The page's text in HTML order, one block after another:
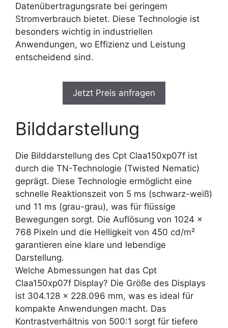
Datenübertragungsrate bei geringem
Stromverbrauch bietet. Diese Technologie ist
besonders wichtig in industriellen
Anwendungen, wo Effizienz und Leistung
entscheidend sind.
Jetzt Preis anfragen
Bilddarstellung
Die Bilddarstellung des Cpt Claa150xp07f ist
durch die TN-Technologie (Twisted Nematic)
geprägt. Diese Technologie ermöglicht eine
schnelle Reaktionszeit von 5 ms (schwarz-weiß)
und 11 ms (grau-grau), was für flüssige
Bewegungen sorgt. Die Auflösung von 1024 x
768 Pixeln und die Helligkeit von 450 cd/m²
garantieren eine klare und lebendige
Darstellung.
Welche Abmessungen hat das Cpt
Claa150xp07f Display? Die Größe des Displays
ist 304.128 x 228.096 mm, was es ideal für
kompakte Anwendungen macht. Das
Kontrastverhältnis von 500:1 sorgt für tiefere